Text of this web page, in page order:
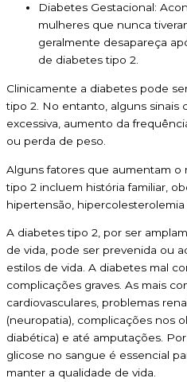
Diabetes Gestacional:
mulheres que nunca
geralmente desapareça
de diabetes tipo 2.
Clinicamente a diabetes pode
tipo 2. No entanto, alguns sinais
excessiva, aumento da
ou perda de peso.
Alguns fatores que aumentam o
tipo 2 incluem história familiar,
hipertensão,
A diabetes tipo 2, por ser
de vida, pode ser prevenida ou
estilos de vida. A diabetes mal
complicações graves. As mais
cardiovasculares, problemas
(neuropatia), complicações nos
diabética) e até amputações.
glicose no sangue é essencial
manter a qualidade de vida.